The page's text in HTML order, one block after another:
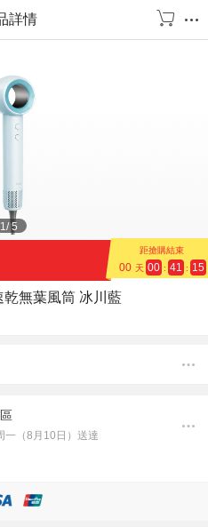
詳情
1/5
距搶購結束
00 天 00 : 41 : 14
無葉風筒 冰川藍
一（8月10日）送達